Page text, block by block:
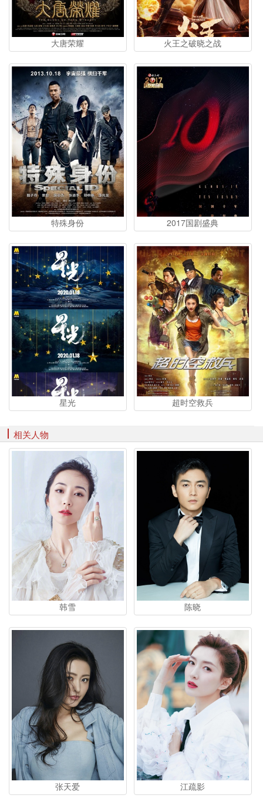
大唐荣耀 火王之破晓之战
特殊身份 2017国剧盛典
星光 超时空救兵
相关人物
韩雪 陈晓
张天爱 江疏影